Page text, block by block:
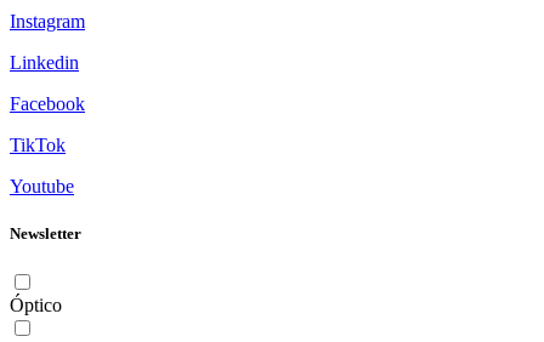
Instagram
Linkedin
Facebook
TikTok
Youtube
Newsletter
Óptico